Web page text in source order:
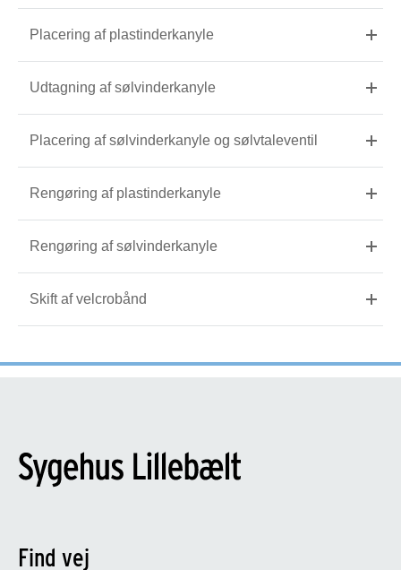
Placering af plastinderkanyle
Udtagning af sølvinderkanyle
Placering af sølvinderkanyle og sølvtaleventil
Rengøring af plastinderkanyle
Rengøring af sølvinderkanyle
Skift af velcrobånd
Find vej